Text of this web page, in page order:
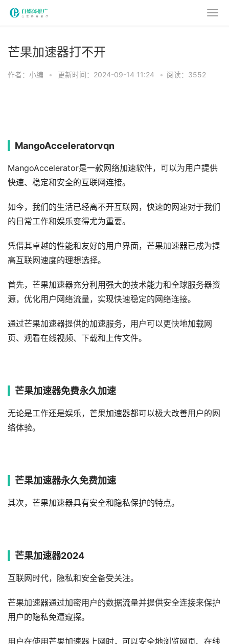
芒果加速器打不开
作者：小编 • 更新时间：2024-09-14 11:24 • 阅读：3552
MangoAcceleratorvqn
MangoAccelerator是一款网络加速软件，可以为用户提供
快速、稳定和安全的互联网连接。
如今，我们的生活已经离不开互联网，快速的网速对于我们
的日常工作和娱乐变得尤为重要。
凭借其卓越的性能和友好的用户界面，芒果加速器已成为提
高互联网速度的理想选择。
首先，芒果加速器充分利用强大的技术能力和全球服务器资
源，优化用户网络流量，实现快速稳定的网络连接。
通过芒果加速器提供的加速服务，用户可以更快地加载网
页、观看在线视频、下载和上传文件。
芒果加速器免费永久加速
无论是工作还是娱乐，芒果加速器都可以极大改善用户的网
络体验。
芒果加速器永久免费加速
其次，芒果加速器具有安全和隐私保护的特点。
芒果加速器2024
互联网时代，隐私和安全备受关注。
芒果加速器通过加密用户的数据流量并提供安全连接来保护
用户的隐私免遭窥探。
用户在使用芒果加速器上网时，可以安全地浏览网页、在线